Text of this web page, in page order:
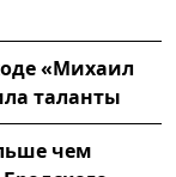
«Михаил
таланты
чем